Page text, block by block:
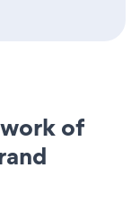
of